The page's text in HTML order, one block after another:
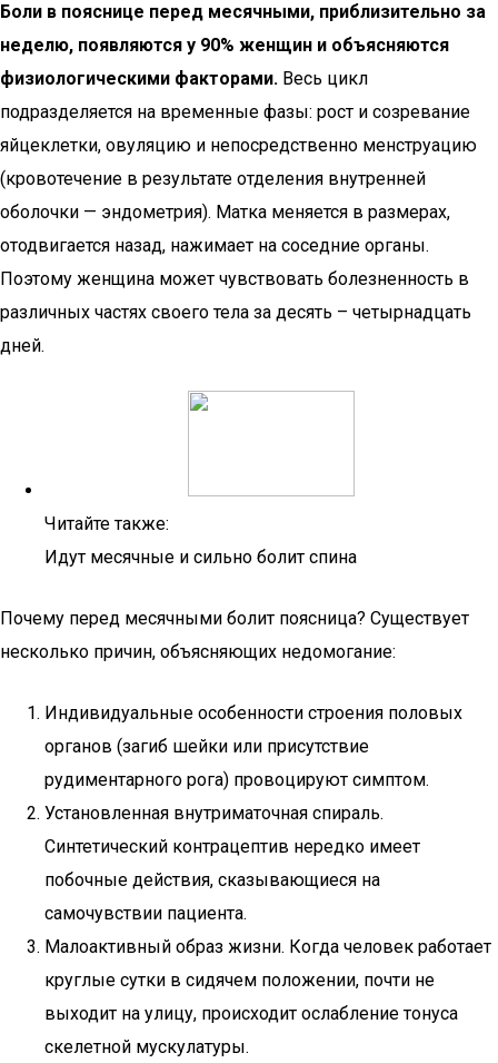
Боли в пояснице перед месячными, приблизительно за
неделю, появляются у 90% женщин и объясняются
физиологическими факторами. Весь цикл
подразделяется на временные фазы: рост и созревание
яйцеклетки, овуляцию и непосредственно менструацию
(кровотечение в результате отделения внутренней
оболочки — эндометрия). Матка меняется в размерах,
отодвигается назад, нажимает на соседние органы.
Поэтому женщина может чувствовать болезненность в
различных частях своего тела за десять – четырнадцать
дней.
Читайте также:
Идут месячные и сильно болит спина
Почему перед месячными болит поясница? Существует
несколько причин, объясняющих недомогание:
Индивидуальные особенности строения половых
органов (загиб шейки или присутствие
рудиментарного рога) провоцируют симптом.
Установленная внутриматочная спираль.
Синтетический контрацептив нередко имеет
побочные действия, сказывающиеся на
самочувствии пациента.
Малоактивный образ жизни. Когда человек работает
круглые сутки в сидячем положении, почти не
выходит на улицу, происходит ослабление тонуса
скелетной мускулатуры.